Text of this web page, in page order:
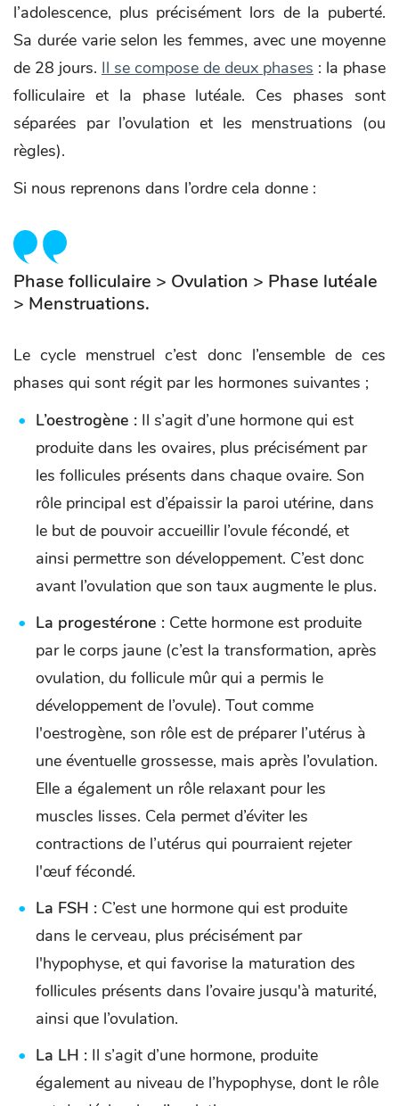
l’adolescence, plus précisément lors de la puberté.
Sa durée varie selon les femmes, avec une moyenne
de 28 jours. Il se compose de deux phases : la phase
folliculaire et la phase lutéale. Ces phases sont
séparées par l’ovulation et les menstruations (ou
règles).
Si nous reprenons dans l’ordre cela donne :
Phase folliculaire > Ovulation > Phase lutéale
> Menstruations.
Le cycle menstruel c’est donc l’ensemble de ces
phases qui sont régit par les hormones suivantes ;
L’oestrogène : Il s’agit d’une hormone qui est
produite dans les ovaires, plus précisément par
les follicules présents dans chaque ovaire. Son
rôle principal est d’épaissir la paroi utérine, dans
le but de pouvoir accueillir l’ovule fécondé, et
ainsi permettre son développement. C’est donc
avant l’ovulation que son taux augmente le plus.
La progestérone : Cette hormone est produite
par le corps jaune (c’est la transformation, après
ovulation, du follicule mûr qui a permis le
développement de l’ovule). Tout comme
l'oestrogène, son rôle est de préparer l’utérus à
une éventuelle grossesse, mais après l’ovulation.
Elle a également un rôle relaxant pour les
muscles lisses. Cela permet d’éviter les
contractions de l’utérus qui pourraient rejeter
l'œuf fécondé.
La FSH : C’est une hormone qui est produite
dans le cerveau, plus précisément par
l'hypophyse, et qui favorise la maturation des
follicules présents dans l’ovaire jusqu'à maturité,
ainsi que l’ovulation.
La LH : Il s’agit d’une hormone, produite
également au niveau de l’hypophyse, dont le rôle